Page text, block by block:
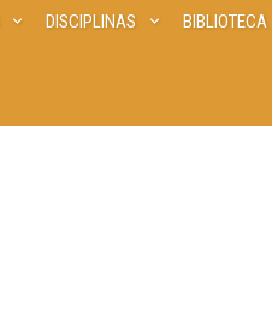
DISCIPLINAS BIBLIOTECA